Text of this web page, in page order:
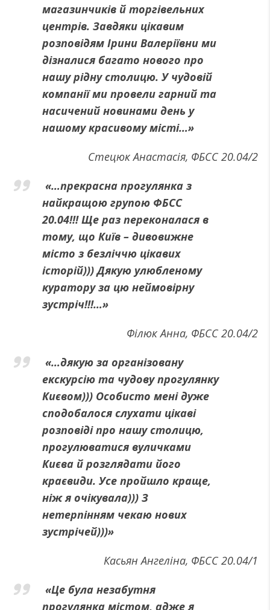
магазинчиків й торгівельних
центрів. Завдяки цікавим
розповідям Ірини Валеріївни ми
дізналися багато нового про
нашу рідну столицю. У чудовій
компанії ми провели гарний та
насичений новинами день у
нашому красивому місті…»
Стецюк Анастасія, ФБСС 20.04/2
«…прекрасна прогулянка з
найкращою групою ФБСС
20.04!!! Ще раз переконалася в
тому, що Київ – дивовижне
місто з безліччю цікавих
історій))) Дякую улюбленому
куратору за цю неймовірну
зустріч!!!…»
Філюк Анна, ФБСС 20.04/2
«…дякую за організовану
екскурсію та чудову прогулянку
Києвом))) Особисто мені дуже
сподобалося слухати цікаві
розповіді про нашу столицю,
прогулюватися вуличками
Києва й розглядати його
краєвиди. Усе пройшло краще,
ніж я очікувала))) З
нетерпінням чекаю нових
зустрічей)))»
Касьян Ангеліна, ФБСС 20.04/1
«Це була незабутня
прогулянка містом, адже я